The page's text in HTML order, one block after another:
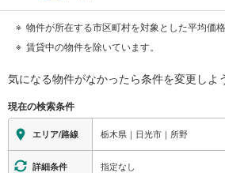
物件が所在する市区町村を対象とした平均価
賃貸中の物件を除いています。
気になる物件がなかったら条件を変更しよ
現在の検索条件
エリア/路線 栃木県｜日光市｜所野
詳細条件 指定なし